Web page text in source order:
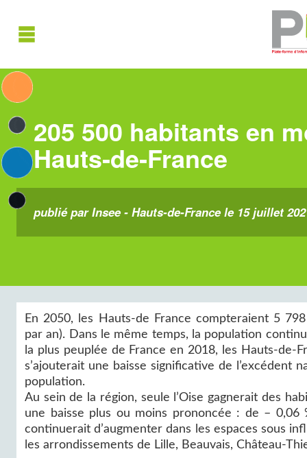
205 500 habitants en
Hauts‑de‑France
publié par Insee - Hauts-de-France le 15 juillet
En 2050, les Hauts-de France compteraient 5
par an). Dans le même temps, la population
la plus peuplée de France en 2018, les
s’ajouterait une baisse significative de l’excédent
population.
Au sein de la région, seule l’Oise gagnerait des
une baisse plus ou moins prononcée : de – 0,06
continuerait d’augmenter dans les espaces sous
les arrondissements de Lille, Beauvais, Château-